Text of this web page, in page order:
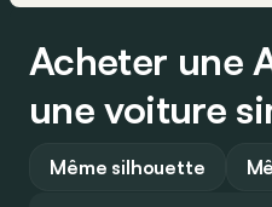
Acheter une
une voiture
Même silhouette